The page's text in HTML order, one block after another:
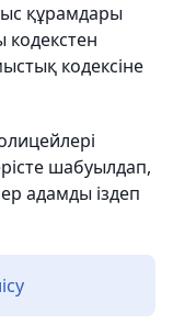
құрамдары
кодекстен
кодексіне
шабуылдап,
адамды іздеп